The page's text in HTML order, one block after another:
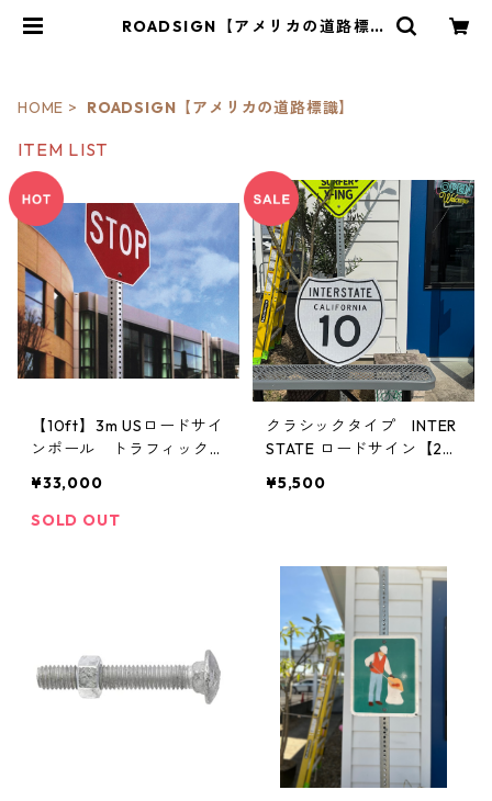
ROADSIGN【アメリカの道路標
HOME ROADSIGN【アメリカの道路標識】
ITEM LIST
【10ft】3m USロードサイ
ンポール トラフィックサ
ール 支柱
¥33,000
SOLD OUT
クラシックタイプ INTER
STATE ロードサイン【24i
サイン 看板 ディスプレー
ン ハワイ 高速道路 道
¥5,500